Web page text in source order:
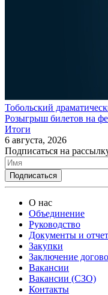
Тобольский
Розыгрыш билетов на
Итоги
6 августа, 2026
Подписаться на
О нас
Объединение
Руководство
Документы и
Закупки
Заключение
Вакансии
Вакансии (СЗО)
Контакты